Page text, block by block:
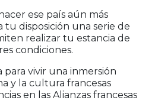
ese país aún más
tu disposición una serie de
realizar tu estancia de
condiciones.
para vivir una inmersión
y la cultura francesas
en las Alianzas francesas